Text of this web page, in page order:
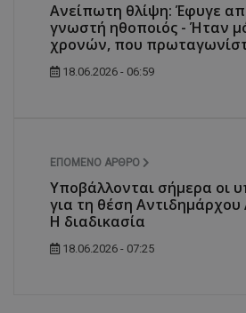
Ανείπωτη θλίψη: Έφυγε
γνωστή ηθοποιός - Ήταν
χρονών, που
18.06.2026 - 06:59
ΕΠΌΜΕΝΟ ΆΡΘΡΟ
Υποβάλλονται σήμερα οι
για τη θέση Αντιδημάρχου
Η διαδικασία
18.06.2026 - 07:25